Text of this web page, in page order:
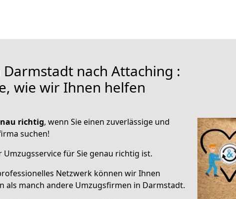
Darmstadt nach Attaching :
wie wir Ihnen helfen
richtig, wenn Sie einen zuverlässige und
suchen!
Umzugsservice für Sie genau richtig ist.
Netzwerk können wir Ihnen
als manch andere Umzugsfirmen in Darmstadt.